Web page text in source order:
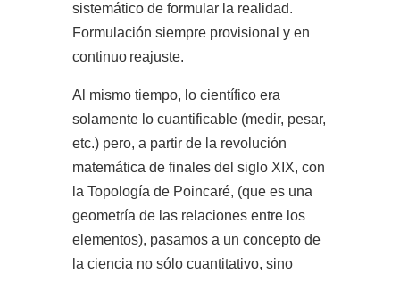
sistemático de formular la realidad.
Formulación siempre provisional y en
continuo reajuste.
Al mismo tiempo, lo científico era
solamente lo cuantificable (medir, pesar,
etc.) pero, a partir de la revolución
matemática de finales del siglo XIX, con
la Topología de Poincaré, (que es una
geometría de las relaciones entre los
elementos), pasamos a un concepto de
la ciencia no sólo cuantitativo, sino